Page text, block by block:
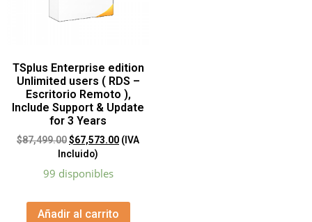
TSplus Enterprise edition
Unlimited users ( RDS –
Escritorio Remoto ),
Include Support & Update
for 3 Years
$87,499.00$67,573.00 (IVA
Incluido)
99 disponibles
Añadir al carrito